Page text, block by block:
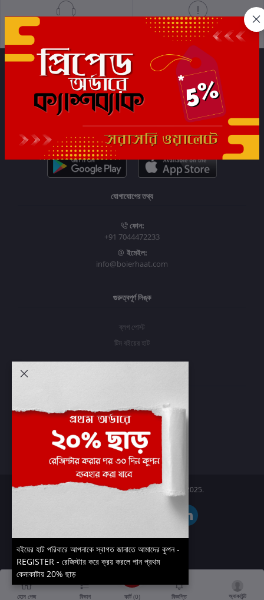
গোপনীয়তা নীতি
সাবস্ক্রাইব
যোগাযোগের তথ্য
ফোন:
+91 7044472233
ইমেইল:
info@boierhaat.com
গুরুত্বপূর্ণ লিঙ্ক
ব্লগ পোস্ট
টিম বইয়ের হাট
প্রবেশ করুন
অর্ডার ইতিহাস
আমার ইচ্ছাগুলি
অর্ডার ট্র্যাকিং
Boier Haat™ | © All rights reserved 2025.
হোম পেজ বিভাগ কার্ট (0) বিজ্ঞপ্তি অ্যাকাউন্ট
বইয়ের হাট পরিবারে আপনাকে স্বাগত জানাতে আমাদের কুপন -
REGISTER - রেজিস্টার করে ক্রয় করলে পান প্রথম
কেনাকাটায় 20% ছাড়